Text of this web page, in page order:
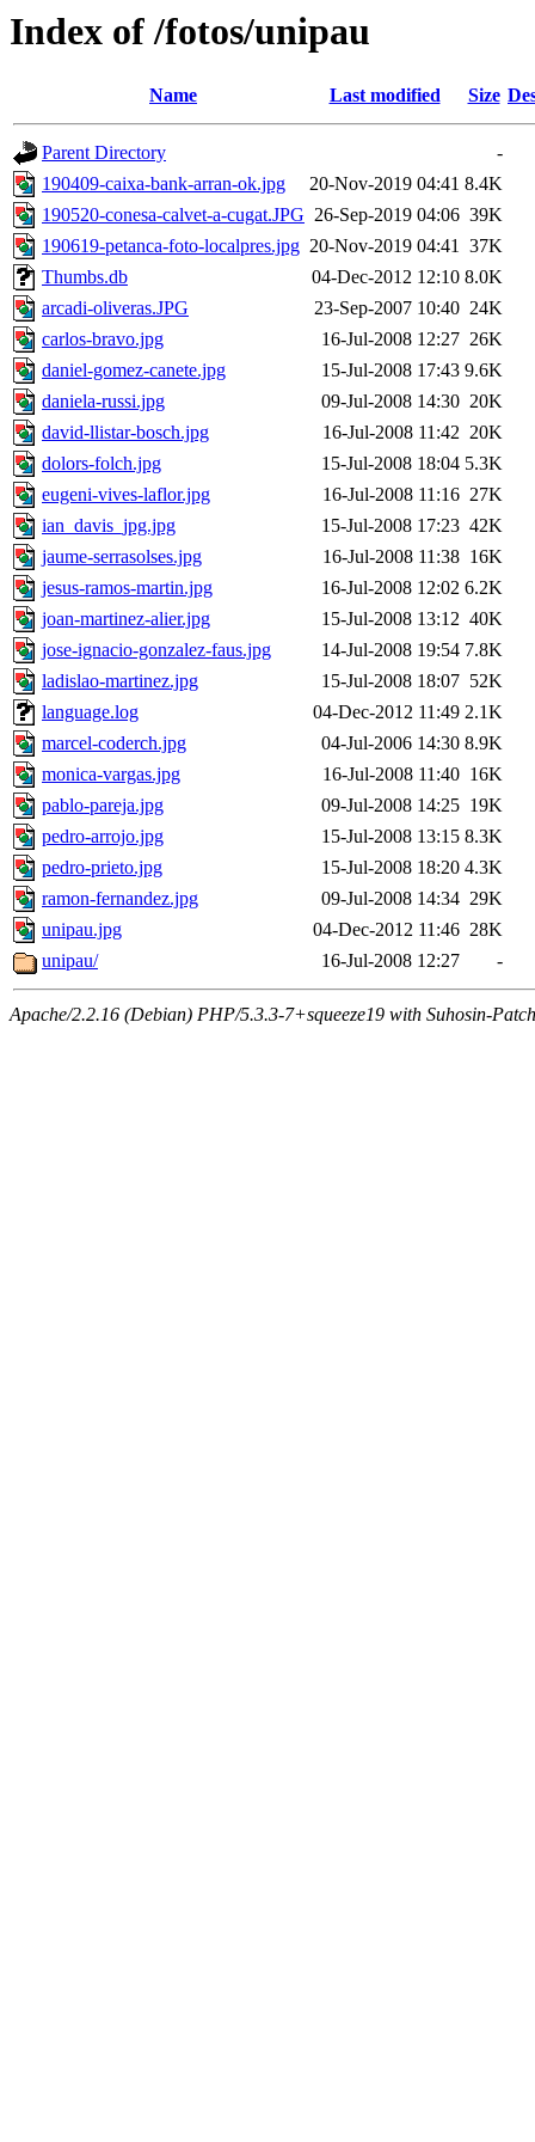
Index of /fotos/unipau
Name Last modified Size
Parent Directory
-
190409-caixa-bank-arran-ok.jpg
20-Nov-2019 04:41 8.4K
190520-conesa-calvet-a-cugat.JPG 26-Sep-2019 04:06 39K
190619-petanca-foto-localpres.jpg 20-Nov-2019 04:41 37K
Thumbs.db
04-Dec-2012 12:10 8.0K
arcadi-oliveras.JPG
23-Sep-2007 10:40 24K
carlos-bravo.jpg
16-Jul-2008 12:27 26K
daniel-gomez-canete.jpg
15-Jul-2008 17:43 9.6K
daniela-russi.jpg
09-Jul-2008 14:30 20K
david-llistar-bosch.jpg
16-Jul-2008 11:42 20K
dolors-folch.jpg
15-Jul-2008 18:04 5.3K
eugeni-vives-laflor.jpg
16-Jul-2008 11:16 27K
ian_davis_jpg.jpg
15-Jul-2008 17:23 42K
jaume-serrasolses.jpg
16-Jul-2008 11:38 16K
jesus-ramos-martin.jpg
16-Jul-2008 12:02 6.2K
joan-martinez-alier.jpg
15-Jul-2008 13:12 40K
jose-ignacio-gonzalez-faus.jpg
14-Jul-2008 19:54 7.8K
ladislao-martinez.jpg
15-Jul-2008 18:07 52K
language.log
04-Dec-2012 11:49 2.1K
marcel-coderch.jpg
04-Jul-2006 14:30 8.9K
monica-vargas.jpg
16-Jul-2008 11:40 16K
pablo-pareja.jpg
09-Jul-2008 14:25 19K
pedro-arrojo.jpg
15-Jul-2008 13:15 8.3K
pedro-prieto.jpg
15-Jul-2008 18:20 4.3K
ramon-fernandez.jpg
09-Jul-2008 14:34 29K
unipau.jpg
04-Dec-2012 11:46 28K
unipau/
16-Jul-2008 12:27 -
Apache/2.2.16 (Debian) PHP/5.3.3-7+squeeze19 with Suhosin-